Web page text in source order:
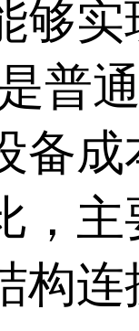
够
普
备
，
构